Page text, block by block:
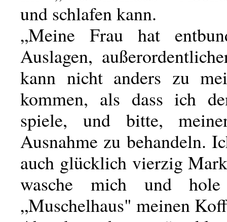
und schlafen kann.
„Meine Frau hat
Auslagen,
kann nicht anders zu
kommen, als dass ich
spiele, und bitte,
Ausnahme zu behandeln.
auch glücklich vierzig
wasche mich und
„Muschelhaus" meinen